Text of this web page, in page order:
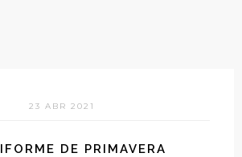
23 ABR 2021
DE PRIMAVERA